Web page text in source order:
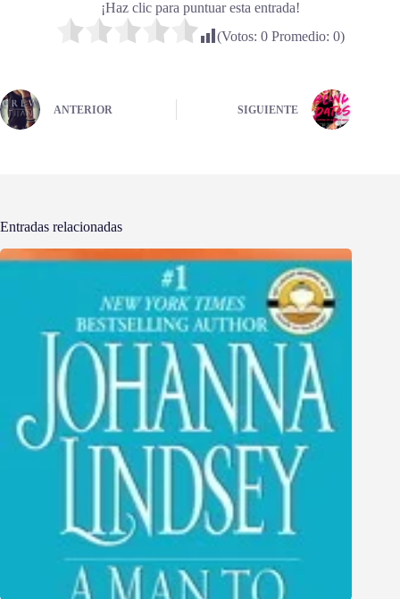
¡Haz clic para puntuar esta entrada!
(Votos: 0Promedio: 0)
ANTERIOR SIGUIENTE
Entradas relacionadas